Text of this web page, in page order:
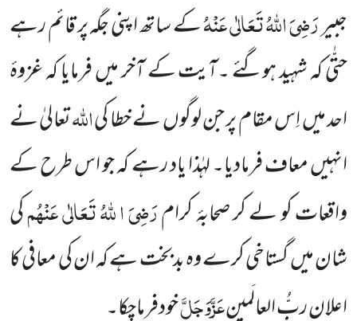
جبیررَضِیَ اللہُ تَعَالٰی عَنْہُکے ساتھ اپنی جگہ پر قائم رہے
حتّٰی کہ شہید ہوگئے ۔آیت کے آخر میں فرمایا کہ غزوۂ
احد میں اِس مقام پر جن لوگوں نے خطا کیاللہتعالیٰ نے
انہیں معاف فرمادیا۔ لہٰذا یاد رہے کہ جو اس طرح کے
واقعات کو لے کر صحابۂ کرامرَضِیَ ا للہُ تَعَالٰی عَنْہُمکی
شان میں گستاخی کرے وہ بدبخت ہے کہ ان کی معافی کا
اعلان ربُّ العالَمینعَزَّوَجَلَّخودفرماچکا۔